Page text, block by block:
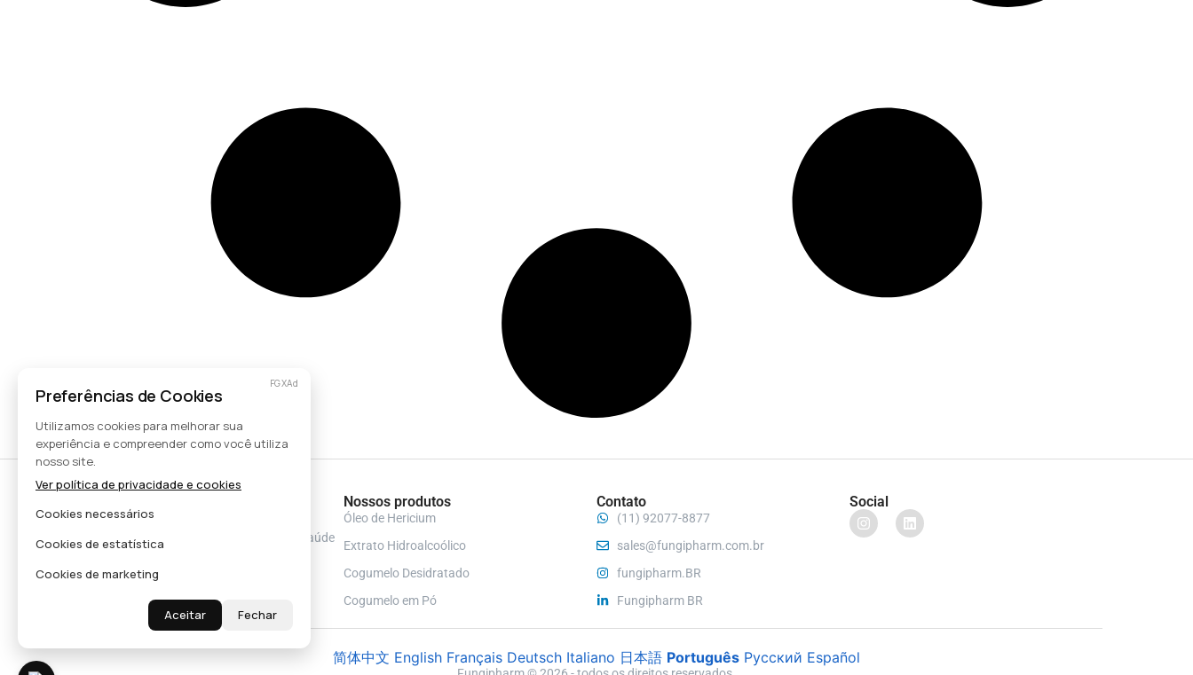
Consulte sempre o seu profissional de saúde
alimentar.
Nossos produtos
Óleo de Hericium
Extrato Hidroalcoólico
Cogumelo Desidratado
Cogumelo em Pó
Contato
(11) 92077-8877
sales@fungipharm.com.br
fungipharm.BR
Fungipharm BR
Social
简体中文 English Français Deutsch Italiano 日本語 Português Русский Español
FGXAd
Preferências de Cookies
Utilizamos cookies para melhorar sua
experiência e compreender como você utiliza
nosso site.
Ver política de privacidade e cookies
Cookies necessários
Cookies de estatística
Cookies de marketing
Aceitar Fechar